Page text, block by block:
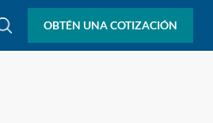
OBTÉN UNA COTIZACIÓN